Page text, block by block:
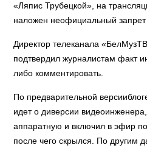
«Ляпис Трубецкой», на
наложен неофициальный запрет
Директор телеканала
подтвердил журналистам факт
либо комментировать.
По предварительной
идет о диверсии
аппаратную и включил в эфир
после чего скрылся. По другим